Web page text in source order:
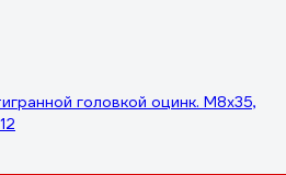
головкой оцинк. М8х35,